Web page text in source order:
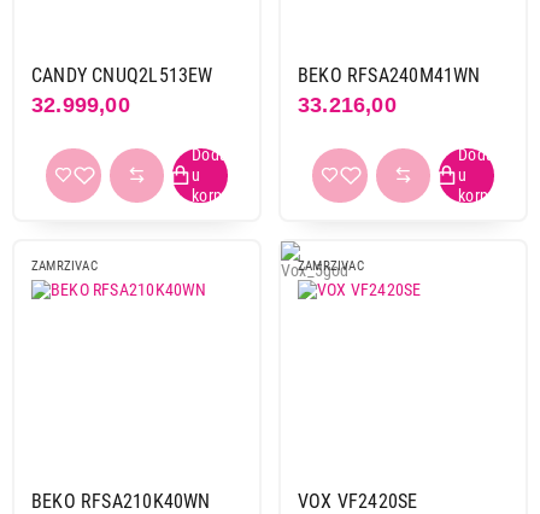
CANDY CNUQ2L513EW
32.999,00
BEKO RFSA240M41WN
33.216,00
ZAMRZIVAC
BEKO RFSA210K40WN
ZAMRZIVAC
VOX VF2420SE
Nastavi kupovinu
Završi kupovinu